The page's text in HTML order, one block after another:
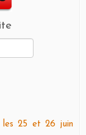
les 25 et 26 juin